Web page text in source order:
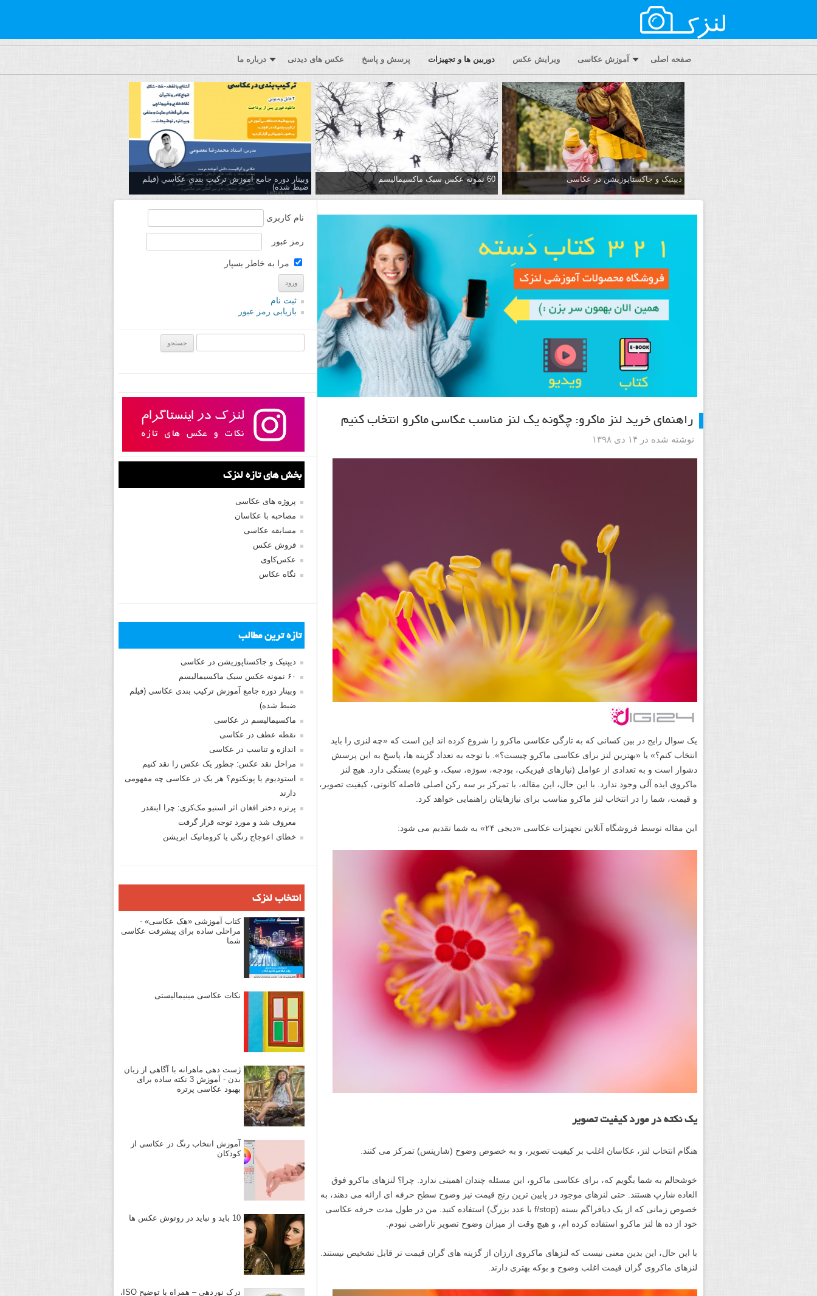
صفحه اصلی آموزش عکاسی ویرایش عکس دوربین ها و تجهیزات پرسش و پاسخ عکس های دیدنی درباره ما
دیپتیک و جاکستا‌پوزیشن در عکاسی 60 نمونه عکس سبک ماکسیمالیسم
وبینار دوره جامع آموزش تركيب بندي عكاسي (فیلم
ضبط شده)
راهنمای خرید لنز ماکرو: چگونه یک لنز مناسب عکاسی ماکرو انتخاب کنیم
نوشته شده در ۱۴ دی ۱۳۹۸
یک سوال رایج در بین کسانی که به تازگی عکاسی ماکرو را شروع کرده اند این است که «چه لنزی را باید
انتخاب کنم؟» یا «بهترین لنز برای عکاسی ماکرو چیست؟». با توجه به تعداد گزینه ها، پاسخ به این پرسش
دشوار است و به تعدادی از عوامل (نیازهای فیزیکی، بودجه، سوژه، سبک، و غیره) بستگی دارد. هیچ لنز
ماکروی ایده آلی وجود ندارد. با این حال، این مقاله، با تمرکز بر سه رکن اصلی فاصله کانونی، کیفیت تصویر،
و قیمت، شما را در انتخاب لنز ماکرو مناسب برای نیازهایتان راهنمایی خواهد کرد.
این مقاله توسط فروشگاه آنلاین تجهیزات عکاسی «دیجی ۲۴» به شما تقدیم می شود:
یک نکته در مورد کیفیت تصویر
هنگام انتخاب لنز، عکاسان اغلب بر کیفیت تصویر، و به خصوص وضوح (شارپنس) تمرکز می کنند.
خوشحالم به شما بگویم که، برای عکاسی ماکرو، این مسئله چندان اهمیتی ندارد. چرا؟ لنزهای ماکرو فوق
العاده شارپ هستند. حتی لنزهای موجود در پایین ترین رنج قیمت نیز وضوح سطح حرفه ای ارائه می دهند، به
خصوص زمانی که از یک دیافراگم بسته (f/stop با عدد بزرگ) استفاده کنید. من در طول مدت حرفه عکاسی
خود از ده ها لنز ماکرو استفاده کرده ام، و هیچ وقت از میزان وضوح تصویر ناراضی نبودم.
با این حال، این بدین معنی نیست که لنزهای ماکروی ارزان از گزینه های گران قیمت تر قابل تشخیص نیستند.
لنزهای ماکروی گران قیمت اغلب وضوح و بوکه بهتری دارند.
نام کاربری
رمز عبور
مرا به خاطر بسپار
ثبت نام
بازیابی رمز عبور
بخش های تازه لنزک
پروژه های عکاسی
مصاحبه با عکاسان
مسابقه عکاسی
فروش عکس
عکس‌کاوی
نگاه عکاس
تازه ترین مطالب
دیپتیک و جاکستا‌پوزیشن در عکاسی
۶۰ نمونه عکس سبک ماکسیمالیسم
وبینار دوره جامع آموزش ترکیب بندی عکاسی (فیلم
ضبط شده)
ماکسیمالیسم در عکاسی
نقطه عطف در عکاسی
اندازه و تناسب در عکاسی
مراحل نقد عکس: چطور یک عکس را نقد کنیم
استودیوم یا پونکتوم؟ هر یک در عکاسی چه مفهومی
دارند
پرتره دختر افغان اثر استیو مک‌کری: چرا اینقدر
معروف شد و مورد توجه قرار گرفت
خطای اعوجاج رنگی یا کروماتیک ابریشن
انتخاب لنزک
کتاب آموزشی «هک عکاسی» -
مراحلی ساده برای پیشرفت عکاسی
شما
نکات عکاسی مینیمالیستی
ژست دهی ماهرانه با آگاهی از زبان
بدن - آموزش 3 نکته ساده برای
بهبود عکاسی پرتره
آموزش انتخاب رنگ در عکاسی از
کودکان
10 باید و نباید در روتوش عکس ها
درک نوردهی – همراه با توضیح ISO،